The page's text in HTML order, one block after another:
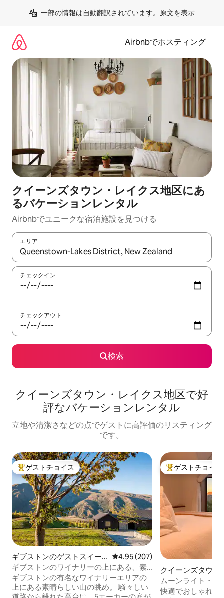
一部の情報は自動翻訳されています。 原文を表示
Airbnbでホスティング
クイーンズタウン・レイクス地区にあ
るバケーションレンタル
Airbnbでユニークな宿泊施設を見つける
エリア
検索結果が表示されたら、上下の矢印キーを使って移動するか
チェックイン
チェックアウト
検索
クイーンズタウン・レイクス地区で好
評なバケーションレンタル
立地や清潔さなどの点でゲストに高評価のリスティング
です。
大好評のゲストチョイスです。
ゲストチョイス
ギブストンのゲストスイー
ト
レビュー207件、5つ星中4.95つ
4.95 (207)
ギブストンのワイナリーの上にある、素
晴らしい山の眺め。
ギブストンの有名なワイナリーエリアの
上にある素晴らしい山の眺め。 騒々しい
大好評のゲスト
ゲストチョイス
クイーンズタウン
ムーンライト・
で豪華＆ロマンチ
快適でおしゃれ、